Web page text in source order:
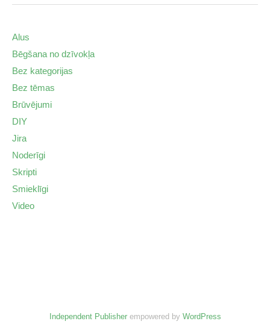
Alus
Bēgšana no dzīvokļa
Bez kategorijas
Bez tēmas
Brūvējumi
DIY
Jira
Noderīgi
Skripti
Smieklīgi
Video
Independent Publisherempowered by WordPress